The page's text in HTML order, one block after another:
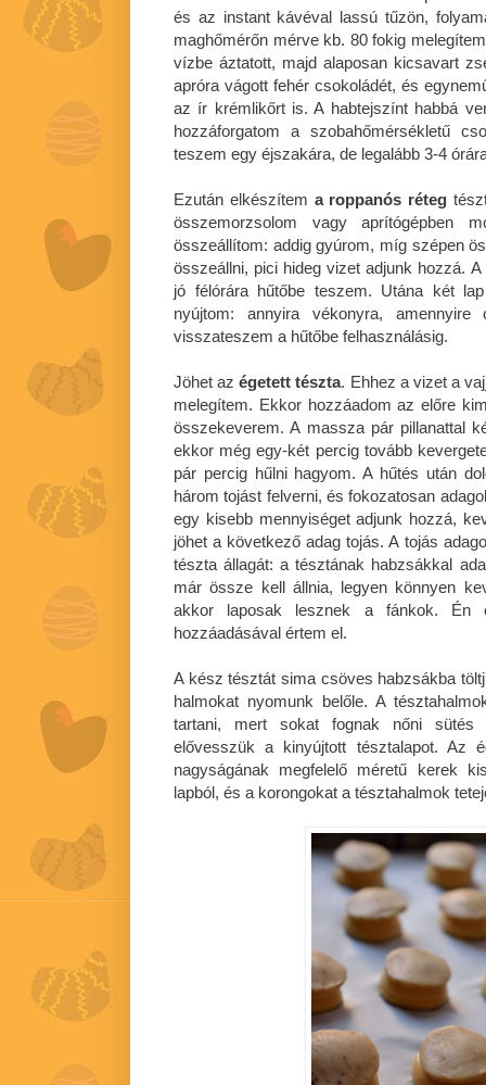
és az instant kávéval lassú tűzön,
maghőmérőn mérve kb. 80 fokig
vízbe áztatott, majd alaposan kicsavart
apróra vágott fehér csokoládét, és
az ír krémlikőrt is. A habtejszínt habbá
hozzáforgatom a szobahőmérsékletű
teszem egy éjszakára, de legalább 3-4
Ezután elkészítem a roppanós réteg
összemorzsolom vagy aprítógépben
összeállítom: addig gyúrom, míg szépen
összeállni, pici hideg vizet adjunk hozzá.
jó félórára hűtőbe teszem. Utána két
nyújtom: annyira vékonyra,
visszateszem a hűtőbe felhasználásig.
Jöhet azégetett tészta. Ehhez a vizet a
melegítem. Ekkor hozzáadom az előre
összekeverem. A massza pár pillanattal
ekkor még egy-két percig tovább
pár percig hűlni hagyom. A hűtés után
három tojást felverni, és fokozatosan
egy kisebb mennyiséget adjunk hozzá,
jöhet a következő adag tojás. A tojás
tészta állagát: a tésztának habzsákkal
már össze kell állnia, legyen könnyen
akkor laposak lesznek a fánkok.
hozzáadásával értem el.
A kész tésztát sima csöves habzsákba
halmokat nyomunk belőle. A
tartani, mert sokat fognak nőni sütés
elővesszük a kinyújtott tésztalapot. Az
nagyságának megfelelő méretű kerek
lapból, és a korongokat a tésztahalmok